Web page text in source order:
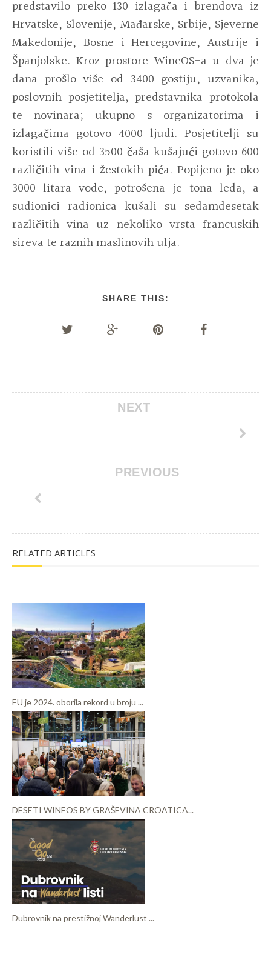
predstavilo preko 130 izlagača i brendova iz
Hrvatske, Slovenije, Mađarske, Srbije, Sjeverne
Makedonije, Bosne i Hercegovine, Austrije i
Španjolske. Kroz prostore WineOS-a u dva je
dana prošlo više od 3400 gostiju, uzvanika,
poslovnih posjetitelja, predstavnika protokola
te novinara; ukupno s organizatorima i
izlagačima gotovo 4000 ljudi. Posjetitelji su
koristili više od 3500 čaša kušajući gotovo 600
različitih vina i žestokih pića. Popijeno je oko
3000 litara vode, potrošena je tona leda, a
sudionici radionica kušali su sedamdesetak
različitih vina uz nekoliko vrsta francuskih
sireva te raznih maslinovih ulja.
SHARE THIS:
NEXT
PREVIOUS
RELATED ARTICLES
EU je 2024. oborila rekord u broju ...
DESETI WINEOS BY GRAŠEVINA CROATICA...
Dubrovnik na prestižnoj Wanderlust ...